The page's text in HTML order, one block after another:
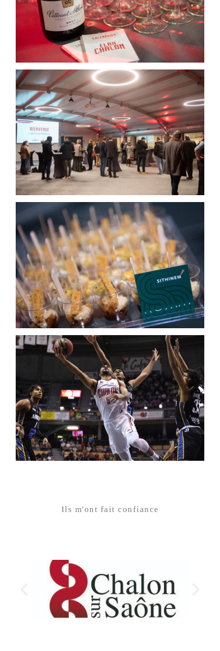
Ils m'ont fait confiance